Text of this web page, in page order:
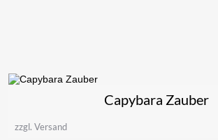
Capybara Zauber
zzgl. Versand